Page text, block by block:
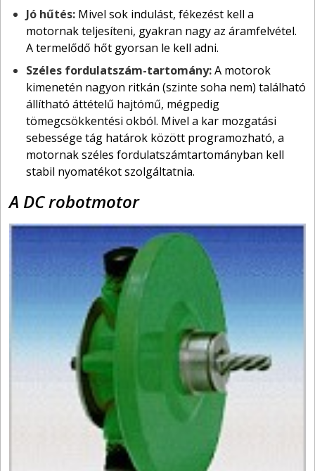
Jó hűtés: Mivel sok indulást, fékezést kell a
motornak teljesíteni, gyakran nagy az áramfelvétel.
A termelődő hőt gyorsan le kell adni.
Széles fordulatszám-tartomány:A motorok
kimenetén nagyon ritkán (szinte soha nem) található
állítható áttételű hajtómű, mégpedig
tömegcsökkentési okból. Mivel a kar mozgatási
sebessége tág határok között programozható, a
motornak széles fordulatszámtartományban kell
stabil nyomatékot szolgáltatnia.
A DC robotmotor